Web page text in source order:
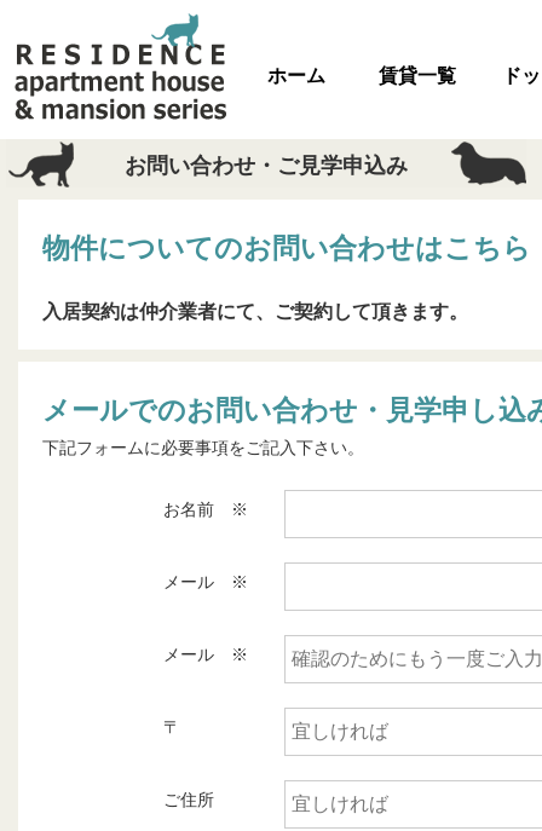
ホーム 賃貸一覧 ド
お問い合わせ・ご見学申込み
物件についてのお問い合わせはこちら
入居契約は仲介業者にて、ご契約して頂きます。
メールでのお問い合わせ・見学申し込
下記フォームに必要事項をご記入下さい。
お名前 ※
メール ※
メール ※
〒
ご住所